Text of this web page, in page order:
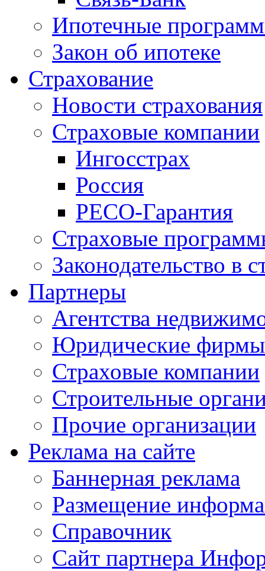
Ипотечные
Закон об ипотеке
Страхование
Новости страхования
Страховые компании
Ингосстрах
Россия
РЕСО-Гарантия
Страховые
Законодательство в
Партнеры
Агентства
Юридические фирмы
Страховые компании
Строительные
Прочие организации
Реклама на сайте
Баннерная реклама
Размещение
Справочник
Сайт партнера